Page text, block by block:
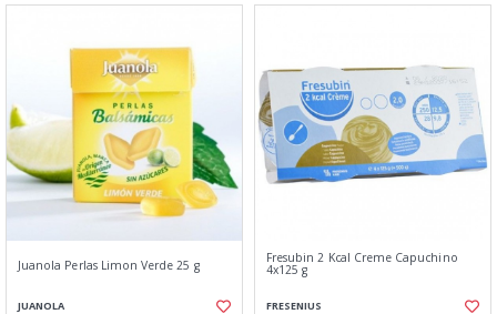
Juanola Perlas Limon Verde 25 g
JUANOLA
Fresubin 2 Kcal Creme Capuchino
4x125 g
FRESENIUS